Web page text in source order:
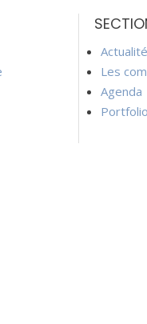
Les
Agenda
Portfolio